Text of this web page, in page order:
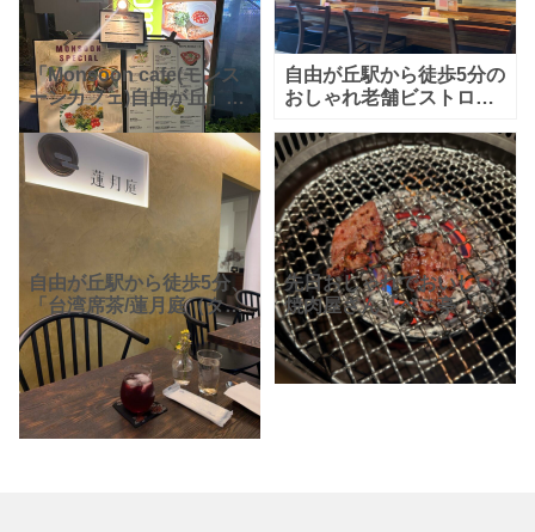
「Monsoon cafe(モンス
ーンカフェ)自由が丘」。
お店に困ったらこちらに
行けば間違えなしです！
自由が丘駅正面口からか
ら徒歩約3分。東南アジア
のリゾートを
自由が丘駅から徒歩5分の
おしゃれ老舗ビストロ
ス」。お店の入口はこじ
んまりと可愛い感じです
が、店内は奥行きがあり
広々としていて、ゆっく
りとくつろ
自由が丘駅から徒歩5分、
「台湾席茶/蓮月庭（タイ
ワンシーチャ/レンゲツテ
イ）」。2019年11月にオ
ープンした本格的な「台
湾茶藝館」です。台湾茶
や台湾スウィーツ
先日おしゃれでおいしい
焼肉屋さん『ベこ亭 自
由が丘店』に行ってきま
した。ランチタイムだっ
たので、お得なセットが